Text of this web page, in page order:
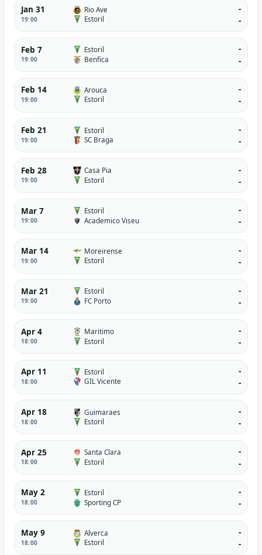
Jan 31
19:00
Rio Ave
Estoril
-
-
Feb 7
19:00
Estoril
Benfica
-
-
Feb 14
19:00
Arouca
Estoril
-
-
Feb 21
19:00
Estoril
SC Braga
-
-
Feb 28
19:00
Casa Pia
Estoril
-
-
Mar 7
19:00
Estoril
Academico Viseu
-
-
Mar 14
19:00
Moreirense
Estoril
-
-
Mar 21
19:00
Estoril
FC Porto
-
-
Apr 4
18:00
Maritimo
Estoril
-
-
Apr 11
18:00
Estoril
GIL Vicente
-
-
Apr 18
18:00
Guimaraes
Estoril
-
-
Apr 25
18:00
Santa Clara
Estoril
-
-
May 2
18:00
Estoril
Sporting CP
-
-
May 9
18:00
Alverca
Estoril
-
-